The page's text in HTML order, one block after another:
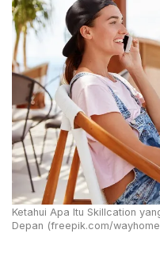
Ketahui Apa Itu Skillcation
Depan (freepik.com/